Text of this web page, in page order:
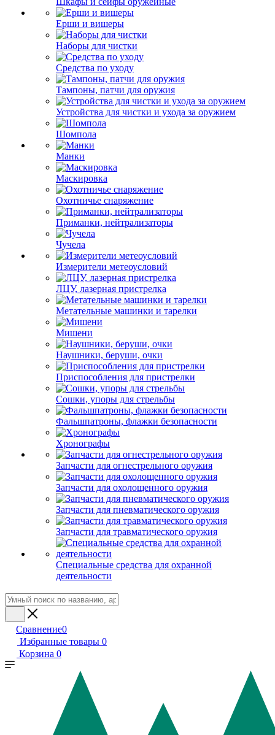
Ерши и вишеры
Наборы для чистки
Средства по уходу
Тампоны, патчи для оружия
Устройства для чистки и ухода за оружием
Шомпола
Манки
Маскировка
Охотничье снаряжение
Приманки, нейтрализаторы
Чучела
Измерители метеоусловий
ЛЦУ, лазерная пристрелка
Метательные машинки и тарелки
Мишени
Наушники, беруши, очки
Приспособления для пристрелки
Сошки, упоры для стрельбы
Фальшпатроны, флажки безопасности
Хронографы
Запчасти для огнестрельного оружия
Запчасти для охолощенного оружия
Запчасти для пневматического оружия
Запчасти для травматического оружия
Специальные средства для охранной
деятельности
Сравнение0
Избранные товары 0
Корзина 0